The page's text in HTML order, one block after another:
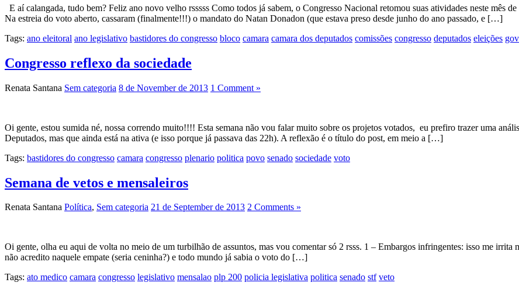
E aí calangada, tudo bem? Feliz ano novo velho rsssss Como todos já sabem, o Congresso Nacional retomou suas atividades neste mês
Na estreia do voto aberto, cassaram (finalmente!!!) o mandato do Natan Donadon (que estava preso desde junho do ano passado, e […]
Tags: ano eleitoral ano legislativo bastidores do congresso bloco camara camara dos deputados comissões congresso deputados eleições
Congresso reflexo da sociedade
Renata Santana Sem categoria 8 de November de 2013 1 Comment »
Oi gente, estou sumida né, nossa correndo muito!!!! Esta semana não vou falar muito sobre os projetos votados, eu prefiro trazer uma
Deputados, mas que ainda está na ativa (e isso porque já passava das 22h). A reflexão é o título do post, em meio a […]
Tags: bastidores do congresso camara congresso plenario politica povo senado sociedade voto
Semana de vetos e mensaleiros
Renata Santana Política, Sem categoria 21 de September de 2013 2 Comments »
Oi gente, olha eu aqui de volta no meio de um turbilhão de assuntos, mas vou comentar só 2 rsss. 1 – Embargos infringentes: isso me
não acredito naquele empate (seria ceninha?) e todo mundo já sabia o voto do […]
Tags: ato medico camara congresso legislativo mensalao plp 200 policia legislativa politica senado stf veto